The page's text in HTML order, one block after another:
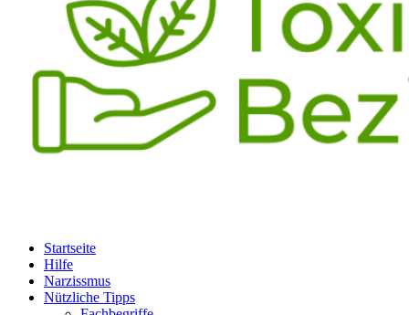
Startseite
Hilfe
Narzissmus
Nützliche Tipps